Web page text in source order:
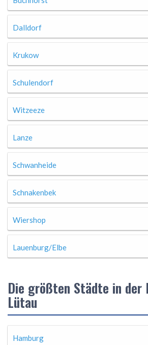
Dalldorf
Krukow
Schulendorf
Witzeeze
Lanze
Schwanheide
Schnakenbek
Wiershop
Lauenburg/Elbe
Die größten Städte in der
Lütau
Hamburg